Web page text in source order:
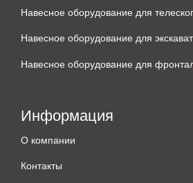
Навесное оборудование для
Навесное оборудование для
Навесное оборудование для
Информация
О компании
Контакты